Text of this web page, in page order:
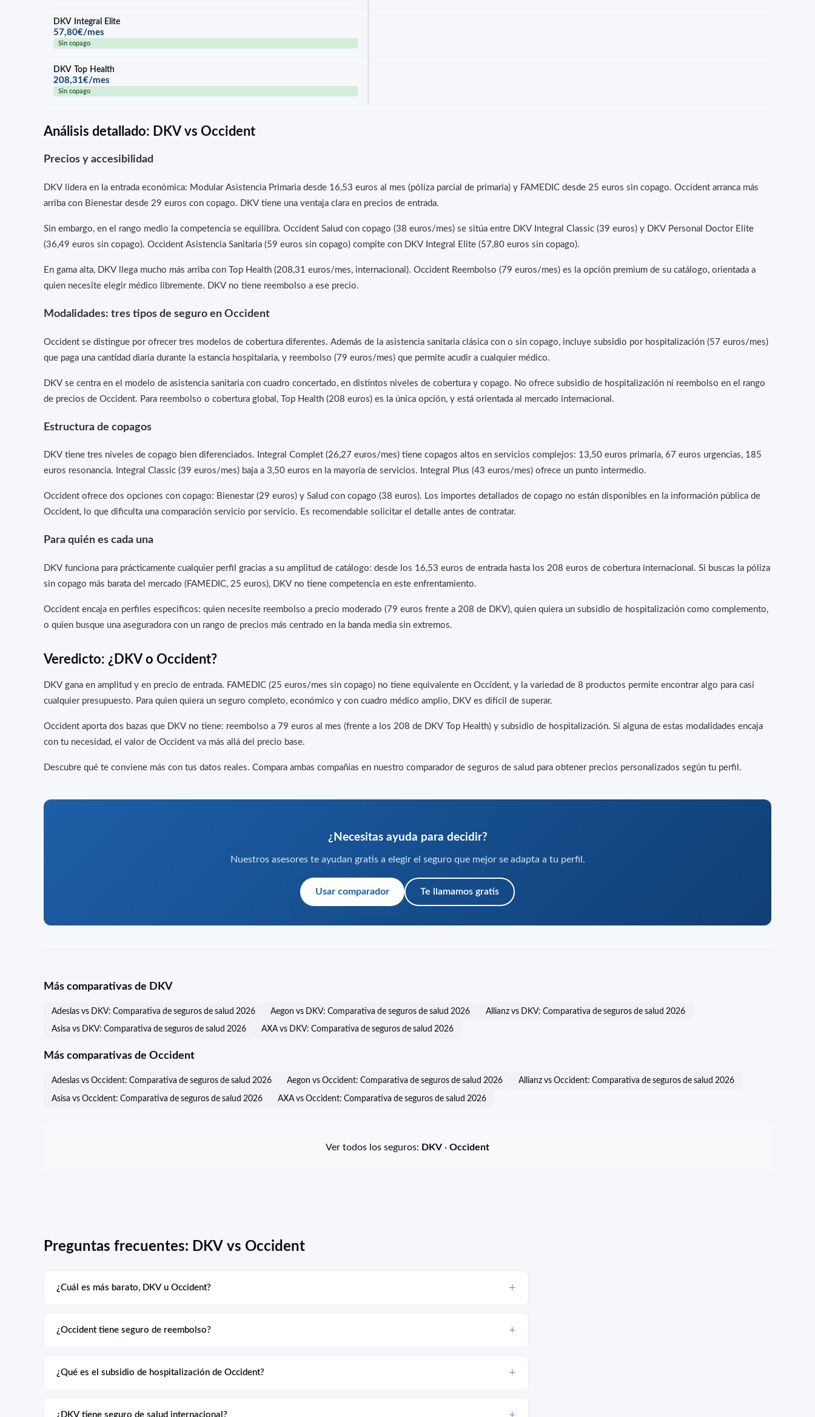
DKV Integral Elite
57,80€/mes
Sin copago
DKV Top Health
208,31€/mes
Sin copago
Análisis detallado: DKV vs Occident
Precios y accesibilidad
DKV lidera en la entrada económica: Modular Asistencia Primaria desde 16,53 euros al mes (póliza parcial de primaria) y FAMEDIC desde 25 euros sin copago. Occident arranca más
arriba con Bienestar desde 29 euros con copago. DKV tiene una ventaja clara en precios de entrada.
Sin embargo, en el rango medio la competencia se equilibra. Occident Salud con copago (38 euros/mes) se sitúa entre DKV Integral Classic (39 euros) y DKV Personal Doctor Elite
(36,49 euros sin copago). Occident Asistencia Sanitaria (59 euros sin copago) compite con DKV Integral Elite (57,80 euros sin copago).
En gama alta, DKV llega mucho más arriba con Top Health (208,31 euros/mes, internacional). Occident Reembolso (79 euros/mes) es la opción premium de su catálogo, orientada a
quien necesite elegir médico libremente. DKV no tiene reembolso a ese precio.
Modalidades: tres tipos de seguro en Occident
Occident se distingue por ofrecer tres modelos de cobertura diferentes. Además de la asistencia sanitaria clásica con o sin copago, incluye subsidio por hospitalización (57 euros/mes)
que paga una cantidad diaria durante la estancia hospitalaria, y reembolso (79 euros/mes) que permite acudir a cualquier médico.
DKV se centra en el modelo de asistencia sanitaria con cuadro concertado, en distintos niveles de cobertura y copago. No ofrece subsidio de hospitalización ni reembolso en el rango
de precios de Occident. Para reembolso o cobertura global, Top Health (208 euros) es la única opción, y está orientada al mercado internacional.
Estructura de copagos
DKV tiene tres niveles de copago bien diferenciados. Integral Complet (26,27 euros/mes) tiene copagos altos en servicios complejos: 13,50 euros primaria, 67 euros urgencias, 185
euros resonancia. Integral Classic (39 euros/mes) baja a 3,50 euros en la mayoría de servicios. Integral Plus (43 euros/mes) ofrece un punto intermedio.
Occident ofrece dos opciones con copago: Bienestar (29 euros) y Salud con copago (38 euros). Los importes detallados de copago no están disponibles en la información pública de
Occident, lo que dificulta una comparación servicio por servicio. Es recomendable solicitar el detalle antes de contratar.
Para quién es cada una
DKV funciona para prácticamente cualquier perfil gracias a su amplitud de catálogo: desde los 16,53 euros de entrada hasta los 208 euros de cobertura internacional. Si buscas la póliza
sin copago más barata del mercado (FAMEDIC, 25 euros), DKV no tiene competencia en este enfrentamiento.
Occident encaja en perfiles específicos: quien necesite reembolso a precio moderado (79 euros frente a 208 de DKV), quien quiera un subsidio de hospitalización como complemento,
o quien busque una aseguradora con un rango de precios más centrado en la banda media sin extremos.
Veredicto: ¿DKV o Occident?
DKV gana en amplitud y en precio de entrada. FAMEDIC (25 euros/mes sin copago) no tiene equivalente en Occident, y la variedad de 8 productos permite encontrar algo para casi
cualquier presupuesto. Para quien quiera un seguro completo, económico y con cuadro médico amplio, DKV es difícil de superar.
Occident aporta dos bazas que DKV no tiene: reembolso a 79 euros al mes (frente a los 208 de DKV Top Health) y subsidio de hospitalización. Si alguna de estas modalidades encaja
con tu necesidad, el valor de Occident va más allá del precio base.
Descubre qué te conviene más con tus datos reales. Compara ambas compañías en nuestro comparador de seguros de salud para obtener precios personalizados según tu perfil.
¿Necesitas ayuda para decidir?
Nuestros asesores te ayudan gratis a elegir el seguro que mejor se adapta a tu perfil.
Usar comparador Te llamamos gratis
Más comparativas de DKV
Adeslas vs DKV: Comparativa de seguros de salud 2026 Aegon vs DKV: Comparativa de seguros de salud 2026 Allianz vs DKV: Comparativa de seguros de salud 2026
Asisa vs DKV: Comparativa de seguros de salud 2026 AXA vs DKV: Comparativa de seguros de salud 2026
Más comparativas de Occident
Adeslas vs Occident: Comparativa de seguros de salud 2026 Aegon vs Occident: Comparativa de seguros de salud 2026 Allianz vs Occident: Comparativa de seguros de salud 2026
Asisa vs Occident: Comparativa de seguros de salud 2026 AXA vs Occident: Comparativa de seguros de salud 2026
Ver todos los seguros: DKV · Occident
Preguntas frecuentes: DKV vs Occident
¿Cuál es más barato, DKV u Occident?
¿Occident tiene seguro de reembolso?
¿Qué es el subsidio de hospitalización de Occident?
¿DKV tiene seguro de salud internacional?